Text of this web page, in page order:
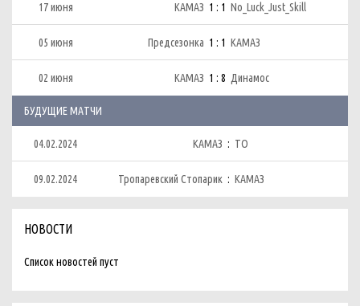
17 июня КАМАЗ 1 : 1 No_Luck_Just_Skill
05 июня Предсезонка 1 : 1 КАМАЗ
02 июня КАМАЗ 1 : 8 Динамос
БУДУЩИЕ МАТЧИ
04.02.2024 КАМАЗ : ТО
09.02.2024 Тропаревский Стопарик : КАМАЗ
НОВОСТИ
Список новостей пуст